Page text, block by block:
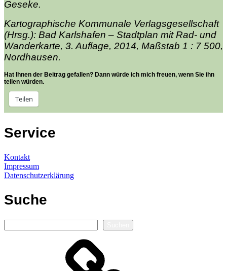
Geseke.
Kartographische Kommunale Verlagsgesellschaft
(Hrsg.): Bad Karlshafen – Stadtplan mit Rad- und
Wanderkarte, 3. Auflage, 2014, Maßstab 1 : 7 500,
Nordhausen.
Hat Ihnen der Beitrag gefallen? Dann würde ich mich freuen, wenn Sie ihn
teilen würden.
Teilen
Service
Kontakt
Impressum
Datenschutzerklärung
Suche